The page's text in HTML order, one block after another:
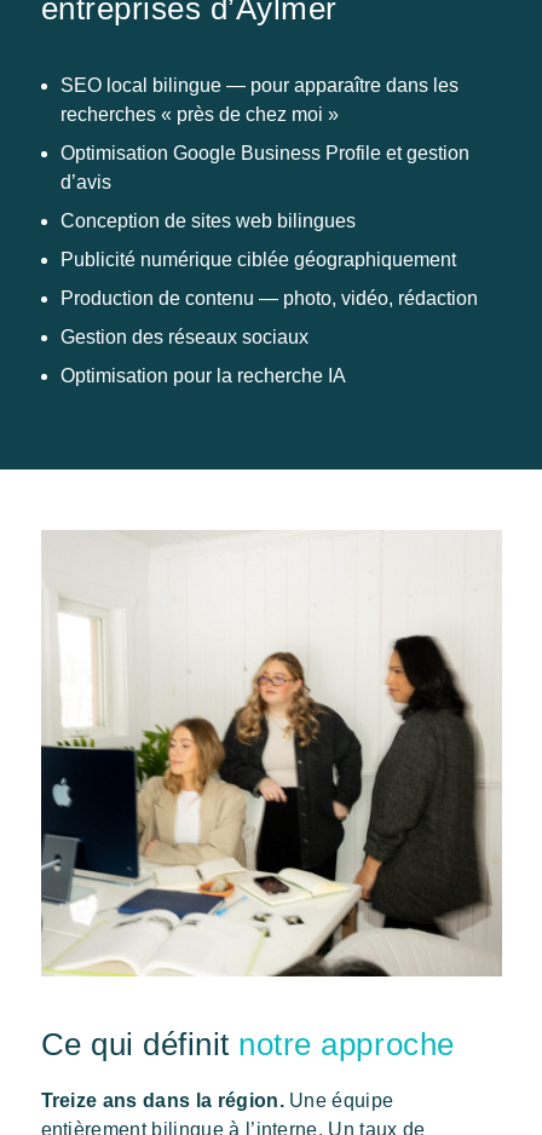
entreprises d’Aylmer
SEO local bilingue — pour apparaître dans les
recherches « près de chez moi »
Optimisation Google Business Profile et gestion
d’avis
Conception de sites web bilingues
Publicité numérique ciblée géographiquement
Production de contenu — photo, vidéo, rédaction
Gestion des réseaux sociaux
Optimisation pour la recherche IA
Ce qui définit notre approche
Treize ans dans la région.Une équipe
entièrement bilingue à l’interne. Un taux de